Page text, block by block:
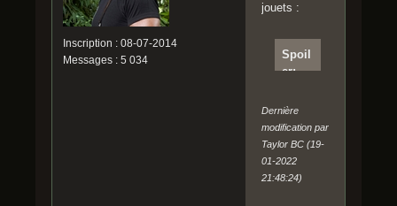
Inscription : 08-07-2014
Messages : 5 034
jouets :
Spoil
er:
r pour
lire
Dernière
modification par
Taylor BC (19-
01-2022
21:48:24)